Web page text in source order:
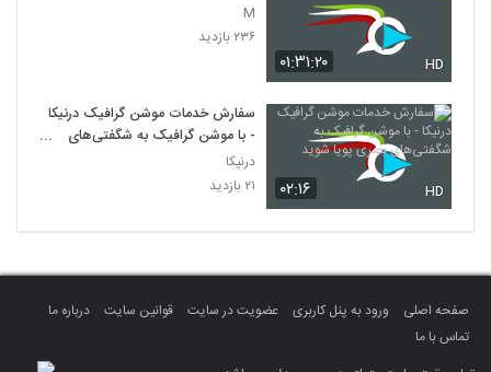
۰۱:۳۱:۲۰ HD
M
۲۳۶ بازدید
۰۲:۱۶ HD
سفارش خدمات موشن گرافیک درنیکا
- با موشن گرافیک به شگفتی‌های
بصری پویا شوید
درنیکا
۲۱ بازدید
صفحه اصلی ورود به پنل کاربری عضویت در سایت قوانین سایت
درباره ما
تماس با ما